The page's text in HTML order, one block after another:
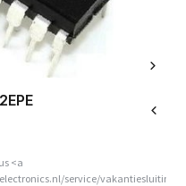
<a
service/vakantiesluiting/